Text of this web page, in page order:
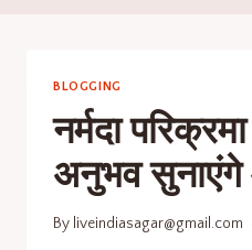
BLOGGING
नर्मदा
अनुभव
By liveindiasagar@gmail.com